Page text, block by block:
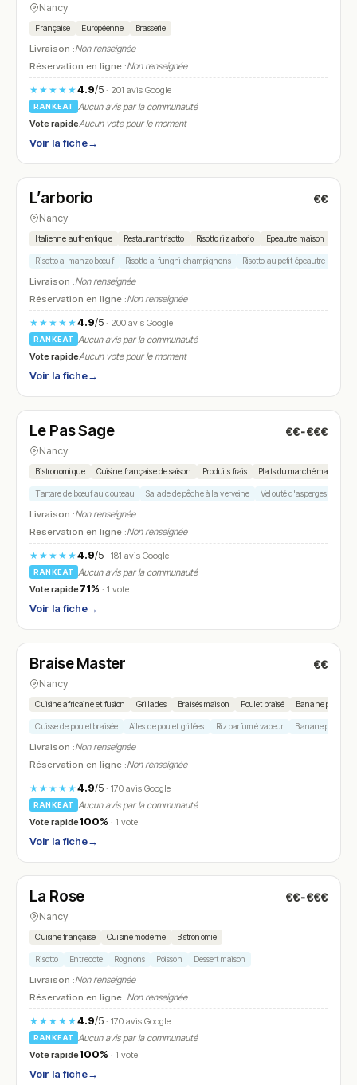
Nancy
Française Européenne Brasserie
Livraison :Non renseignée
Réservation en ligne :Non renseignée
★★★★★4.9/5· 201 avis Google
RANKEAT
Aucun avis par la communauté
Vote rapideAucun vote pour le moment
Voir la fiche→
N° 11
L’arborio €€
Nancy
Italienne authentique Restaurant risotto Risotto riz arborio Épeautre maison
Risotto al manzo bœuf Risotto al funghi champignons Risotto au petit épeautre
Livraison :Non renseignée
Réservation en ligne :Non renseignée
★★★★★4.9/5· 200 avis Google
RANKEAT
Aucun avis par la communauté
Vote rapideAucun vote pour le moment
Voir la fiche→
N° 12
Le Pas Sage €€-€€€
Nancy
Bistronomique Cuisine française de saison Produits frais Plats du marché maison
Tartare de bœuf au couteau Salade de pêche à la verveine Velouté d'asperges et œuf
Livraison :Non renseignée
Réservation en ligne :Non renseignée
★★★★★4.9/5· 181 avis Google
RANKEAT
Aucun avis par la communauté
Vote rapide71% · 1 vote
Voir la fiche→
N° 13
Braise Master €€
Nancy
Cuisine africaine et fusion Grillades Braisés maison Poulet braisé Banane plantain
Cuisse de poulet braisée Ailes de poulet grillées Riz parfumé vapeur Banane plantain
Livraison :Non renseignée
Réservation en ligne :Non renseignée
★★★★★4.9/5· 170 avis Google
RANKEAT
Aucun avis par la communauté
Vote rapide100% · 1 vote
Voir la fiche→
N° 14
La Rose €€-€€€
Nancy
Cuisine française Cuisine moderne Bistronomie
Risotto Entrecote Rognons Poisson Dessert maison
Livraison :Non renseignée
Réservation en ligne :Non renseignée
★★★★★4.9/5· 170 avis Google
RANKEAT
Aucun avis par la communauté
Vote rapide100% · 1 vote
Voir la fiche→